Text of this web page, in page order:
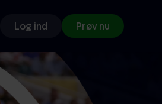
Log ind Prøv nu